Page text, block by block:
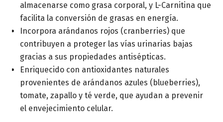
almacenarse como grasa corporal, y L-Carnitina que
facilita la conversión de grasas en energía.
Incorpora arándanos rojos (cranberries) que
contribuyen a proteger las vías urinarias bajas
gracias a sus propiedades antisépticas.
Enriquecido con antioxidantes naturales
provenientes de arándanos azules (blueberries),
tomate, zapallo y té verde, que ayudan a prevenir
el envejecimiento celular.